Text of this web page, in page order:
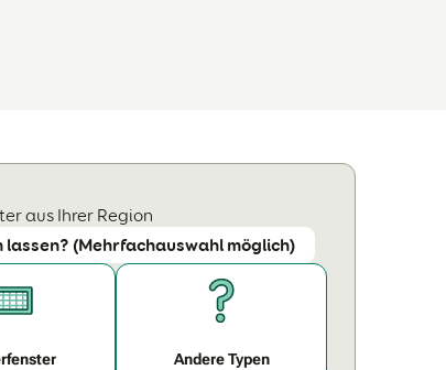
aus Ihrer Region
(Mehrfachauswahl möglich)
Andere Typen